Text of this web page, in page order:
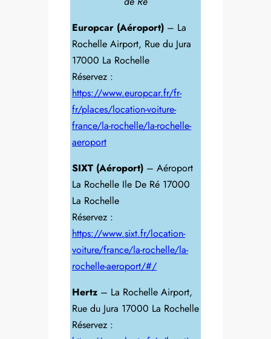
Europcar (Aéroport) – La
Rochelle Airport, Rue du Jura
17000 La Rochelle
Réservez :
https://www.europcar.fr/fr-
fr/places/location-voiture-
france/la-rochelle/la-rochelle-
aeroport
SIXT (Aéroport) – Aéroport
La Rochelle Ile De Ré 17000
La Rochelle
Réservez :
https://www.sixt.fr/location-
voiture/france/la-rochelle/la-
rochelle-aeroport/#/
Hertz – La Rochelle Airport,
Rue du Jura 17000 La Rochelle
Réservez :